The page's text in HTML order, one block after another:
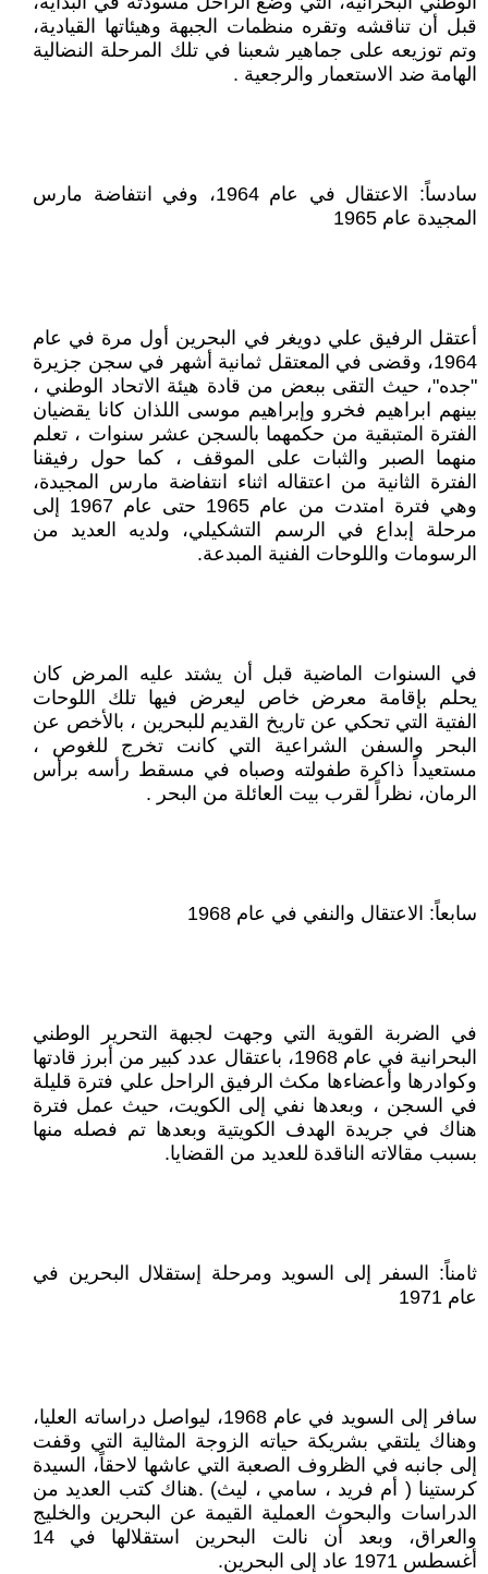
قبل أن تناقشه وتقره منظمات الجبهة وهيئاتها القيادية،
وتم توزيعه على جماهير شعبنا في تلك المرحلة النضالية
الهامة ضد الاستعمار والرجعية .
سادساً: الاعتقال في عام 1964، وفي انتفاضة مارس
المجيدة عام 1965
أعتقل الرفيق علي دويغر في البحرين أول مرة في عام
1964، وقضى في المعتقل ثمانية أشهر في سجن جزيرة
"جده"، حيث التقى ببعض من قادة هيئة الاتحاد الوطني ،
بينهم ابراهيم فخرو وإبراهيم موسى اللذان كانا يقضيان
الفترة المتبقية من حكمهما بالسجن عشر سنوات ، تعلم
منهما الصبر والثبات على الموقف ، كما حول رفيقنا
الفترة الثانية من اعتقاله اثناء انتفاضة مارس المجيدة،
وهي فترة امتدت من عام 1965 حتى عام 1967 إلى
مرحلة إبداع في الرسم التشكيلي، ولديه العديد من
الرسومات واللوحات الفنية المبدعة.
في السنوات الماضية قبل أن يشتد عليه المرض كان
يحلم بإقامة معرض خاص ليعرض فيها تلك اللوحات
الفتية التي تحكي عن تاريخ القديم للبحرين ، بالأخص عن
البحر والسفن الشراعية التي كانت تخرج للغوص ،
مستعيداً ذاكرة طفولته وصباه في مسقط رأسه برأس
الرمان، نظراً لقرب بيت العائلة من البحر .
سابعاً: الاعتقال والنفي في عام 1968
في الضربة القوية التي وجهت لجبهة التحرير الوطني
البحرانية في عام 1968، باعتقال عدد كبير من أبرز قادتها
وكوادرها وأعضاءها مكث الرفيق الراحل علي فترة قليلة
في السجن ، وبعدها نفي إلى الكويت، حيث عمل فترة
هناك في جريدة الهدف الكويتية وبعدها تم فصله منها
بسبب مقالاته الناقدة للعديد من القضايا.
ثامناً: السفر إلى السويد ومرحلة إستقلال البحرين في
عام 1971
سافر إلى السويد في عام 1968، ليواصل دراساته العليا،
وهناك يلتقي بشريكة حياته الزوجة المثالية التي وقفت
إلى جانبه في الظروف الصعبة التي عاشها لاحقاً، السيدة
كرستينا ( أم فريد ، سامي ، ليث) .هناك كتب العديد من
الدراسات والبحوث العملية القيمة عن البحرين والخليج
والعراق، وبعد أن نالت البحرين استقلالها في 14
أغسطس 1971 عاد إلى البحرين.